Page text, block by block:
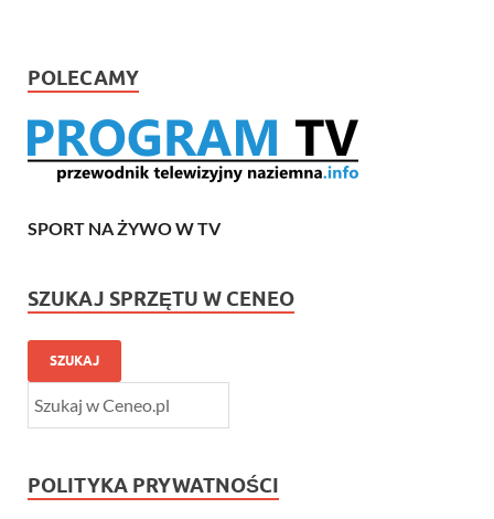
POLECAMY
SPORT NA ŻYWO W TV
SZUKAJ SPRZĘTU W CENEO
SZUKAJ
POLITYKA PRYWATNOŚCI